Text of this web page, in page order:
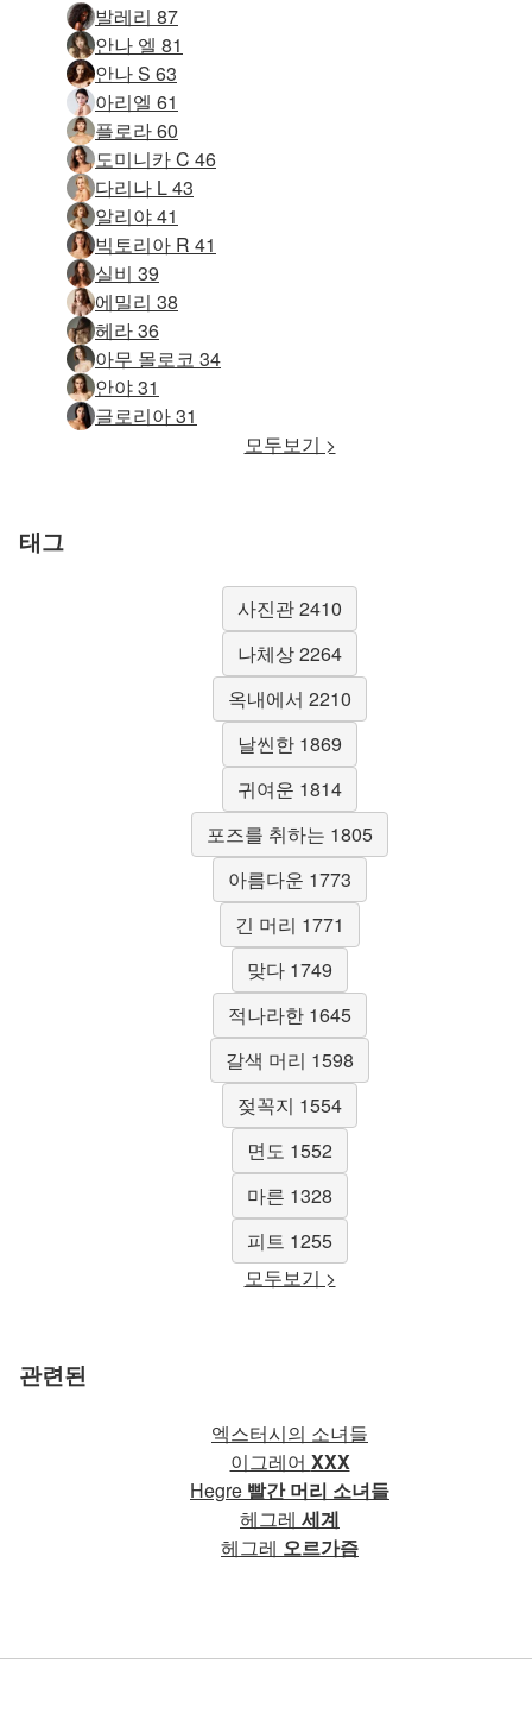
발레리 87
안나 엘 81
안나 S 63
아리엘 61
플로라 60
도미니카 C 46
다리나 L 43
알리야 41
빅토리아 R 41
실비 39
에밀리 38
헤라 36
아무 몰로코 34
안야 31
글로리아 31
모두보기 >
태그
사진관 2410
나체상 2264
옥내에서 2210
날씬한 1869
귀여운 1814
포즈를 취하는 1805
아름다운 1773
긴 머리 1771
맞다 1749
적나라한 1645
갈색 머리 1598
젖꼭지 1554
면도 1552
마른 1328
피트 1255
모두보기 >
관련된
엑스터시의 소녀들
이그레어 XXX
Hegre 빨간 머리 소녀들
헤그레 세계
헤그레 오르가즘